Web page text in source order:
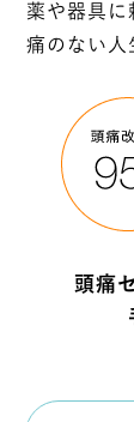
薬や器具に
痛のない人
頭痛